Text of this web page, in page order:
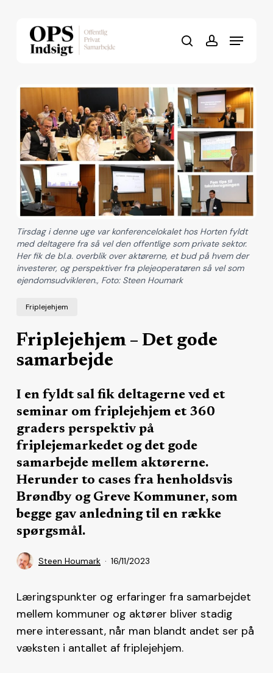
searchaccount
Menu
Friplejehjem
Friplejehjem – Det gode
samarbejde
I en fyldt sal fik deltagerne ved et
seminar om friplejehjem et 360
graders perspektiv på
friplejemarkedet og det gode
samarbejde mellem aktørerne.
Herunder to cases fra henholdsvis
Brøndby og Greve Kommuner, som
begge gav anledning til en række
spørgsmål.
Steen Houmark 16/11/2023
Tirsdag i denne uge var konferencelokalet hos Horten fyldt
med deltagere fra så vel den offentlige som private sektor.
Her fik de bl.a. overblik over aktørerne, et bud på hvem der
investerer, og perspektiver fra plejeoperatøren så vel som
ejendomsudvikleren., Foto: Steen Houmark
Læringspunkter og erfaringer fra samarbejdet
mellem kommuner og aktører bliver stadig
mere interessant, når man blandt andet ser på
væksten i antallet af friplejehjem.
Close